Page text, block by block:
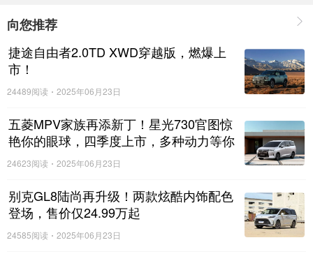
庭的全方位防护。对此，瑞虎7力求为奶爸们打造了同级最强
的“移动堡垒”。在被动安全上，瑞虎7超能版不仅采用高强度
钢占比高达65%的T1X平台一体化笼式车身，更领先行业地全
系标配了6安全气囊，真正做到对每一位家庭成员的360度防
而在主动安全方面，瑞虎7超能版搭载了多项L2级别的
智能驾驶辅助。比如车道偏离预警和车道保持，可以提醒一
适应巡航，可以帮助奶爸们在拥挤的城市道路中自动跟随前
车，缓解驾驶疲劳；还有360度全景影像，转弯、倒车能清晰
显示周边环境，有了它开车特别放心。总之这些科技化配置
向您推荐
捷途自由者2.0TD XWD穿越版，燃爆上
市！
24489阅读 2025年06月23日
五菱MPV家族再添新丁！星光730官图惊
艳你的眼球，四季度上市，多种动力等你
来选择！
24623阅读 2025年06月23日
别克GL8陆尚再升级！两款炫酷内饰配色
登场，售价仅24.99万起
24585阅读 2025年06月23日